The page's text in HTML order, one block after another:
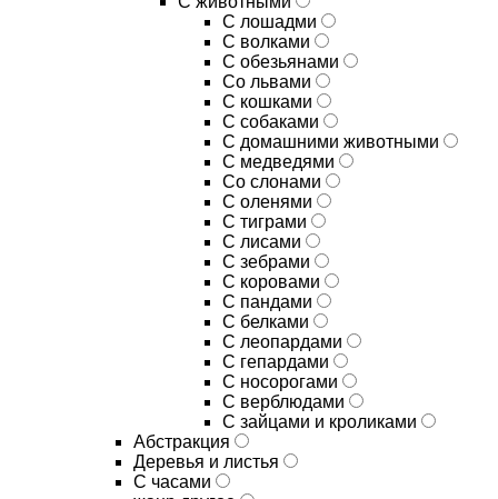
С лошадми
С волками
С обезьянами
Со львами
С кошками
С собаками
С домашними животными
С медведями
Со слонами
С оленями
С тиграми
С лисами
С зебрами
С коровами
С пандами
С белками
С леопардами
С гепардами
С носорогами
С верблюдами
С зайцами и кроликами
Абстракция
Деревья и листья
С часами